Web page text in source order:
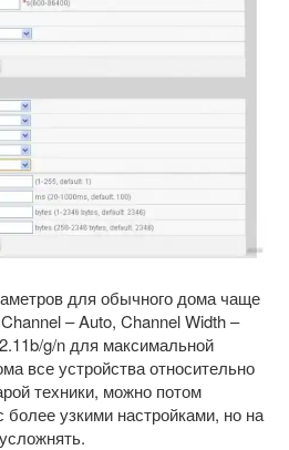
для обычного дома чаще
– Auto, Channel Width –
g/n для максимальной
все устройства относительно
техники, можно потом
более узкими настройками, но на